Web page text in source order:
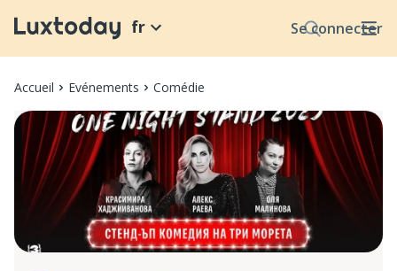
Se connecter
fr
Accueil Evénements Comédie